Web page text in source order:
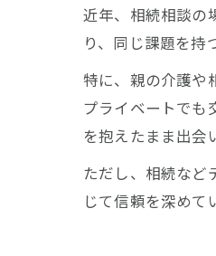
近年、相続相談の
り、同じ課題を持
特に、親の介護や
プライベートでも
を抱えたまま出会
ただし、相続など
じて信頼を深めて